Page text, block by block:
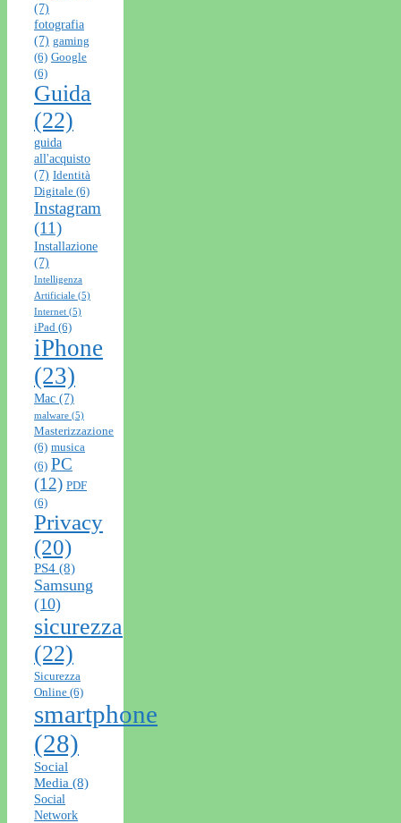
(7)
fotografia
(7) gaming
(6) Google
(6)
Guida
(22)
guida
all'acquisto
(7) Identità
Digitale (6)
Instagram
(11)
Installazione
(7)
Intelligenza
Artificiale (5)
Internet (5)
iPad (6)
iPhone
(23)
Mac (7)
malware (5)
Masterizzazione
(6) musica
(6) PC
(12) PDF
(6)
Privacy
(20)
PS4 (8)
Samsung
(10)
sicurezza
(22)
Sicurezza
Online (6)
smartphone
(28)
Social
Media (8)
Social
Network